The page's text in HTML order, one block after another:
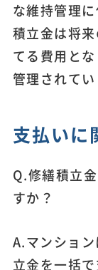
な維持管理
積立金は将
てる費用と
管理されてい
支払いに
Q.修繕積立
すか？
A.マンショ
立金を一括